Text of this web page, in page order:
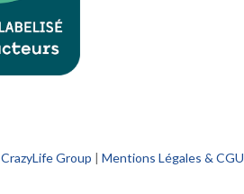
CrazyLife Group | Mentions Légales & CGU